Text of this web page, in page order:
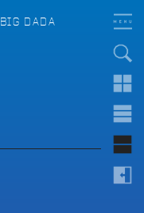
!
LABEL :
BIG DADA